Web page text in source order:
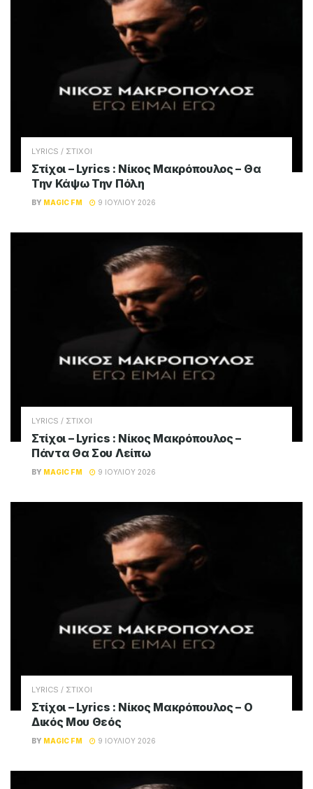
LYRICS / ΣΤΙΧΟΙ
Στίχοι – Lyrics : Νίκος Μακρόπουλος – Θα
Την Κάψω Την Πόλη
BY MAGIC FM 9 ΙΟΥΛΊΟΥ 2026
LYRICS / ΣΤΙΧΟΙ
Στίχοι – Lyrics : Νίκος Μακρόπουλος –
Πάντα Θα Σου Λείπω
BY MAGIC FM 9 ΙΟΥΛΊΟΥ 2026
LYRICS / ΣΤΙΧΟΙ
Στίχοι – Lyrics : Νίκος Μακρόπουλος – Ο
Δικός Μου Θεός
BY MAGIC FM 9 ΙΟΥΛΊΟΥ 2026